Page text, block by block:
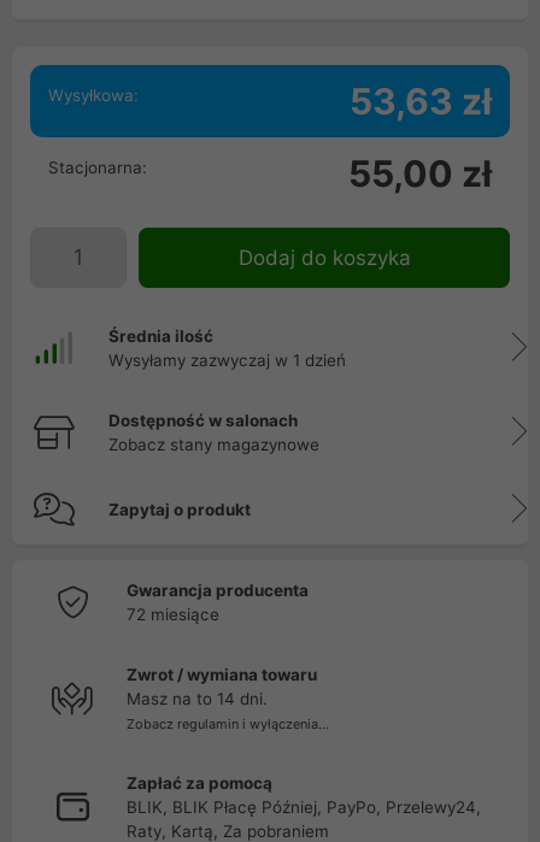
Wysyłkowa: 53,63 zł
Stacjonarna: 55,00 zł
Dodaj do koszyka
Średnia ilość
Wysyłamy zazwyczaj w 1 dzień
Dostępność w salonach
Zobacz stany magazynowe
Zapytaj o produkt
Gwarancja producenta
72 miesiące
Zwrot / wymiana towaru
Masz na to 14 dni.
Zobacz regulamin i wyłączenia...
Zapłać za pomocą
BLIK, BLIK Płacę Później, PayPo, Przelewy24,
Raty, Kartą, Za pobraniem